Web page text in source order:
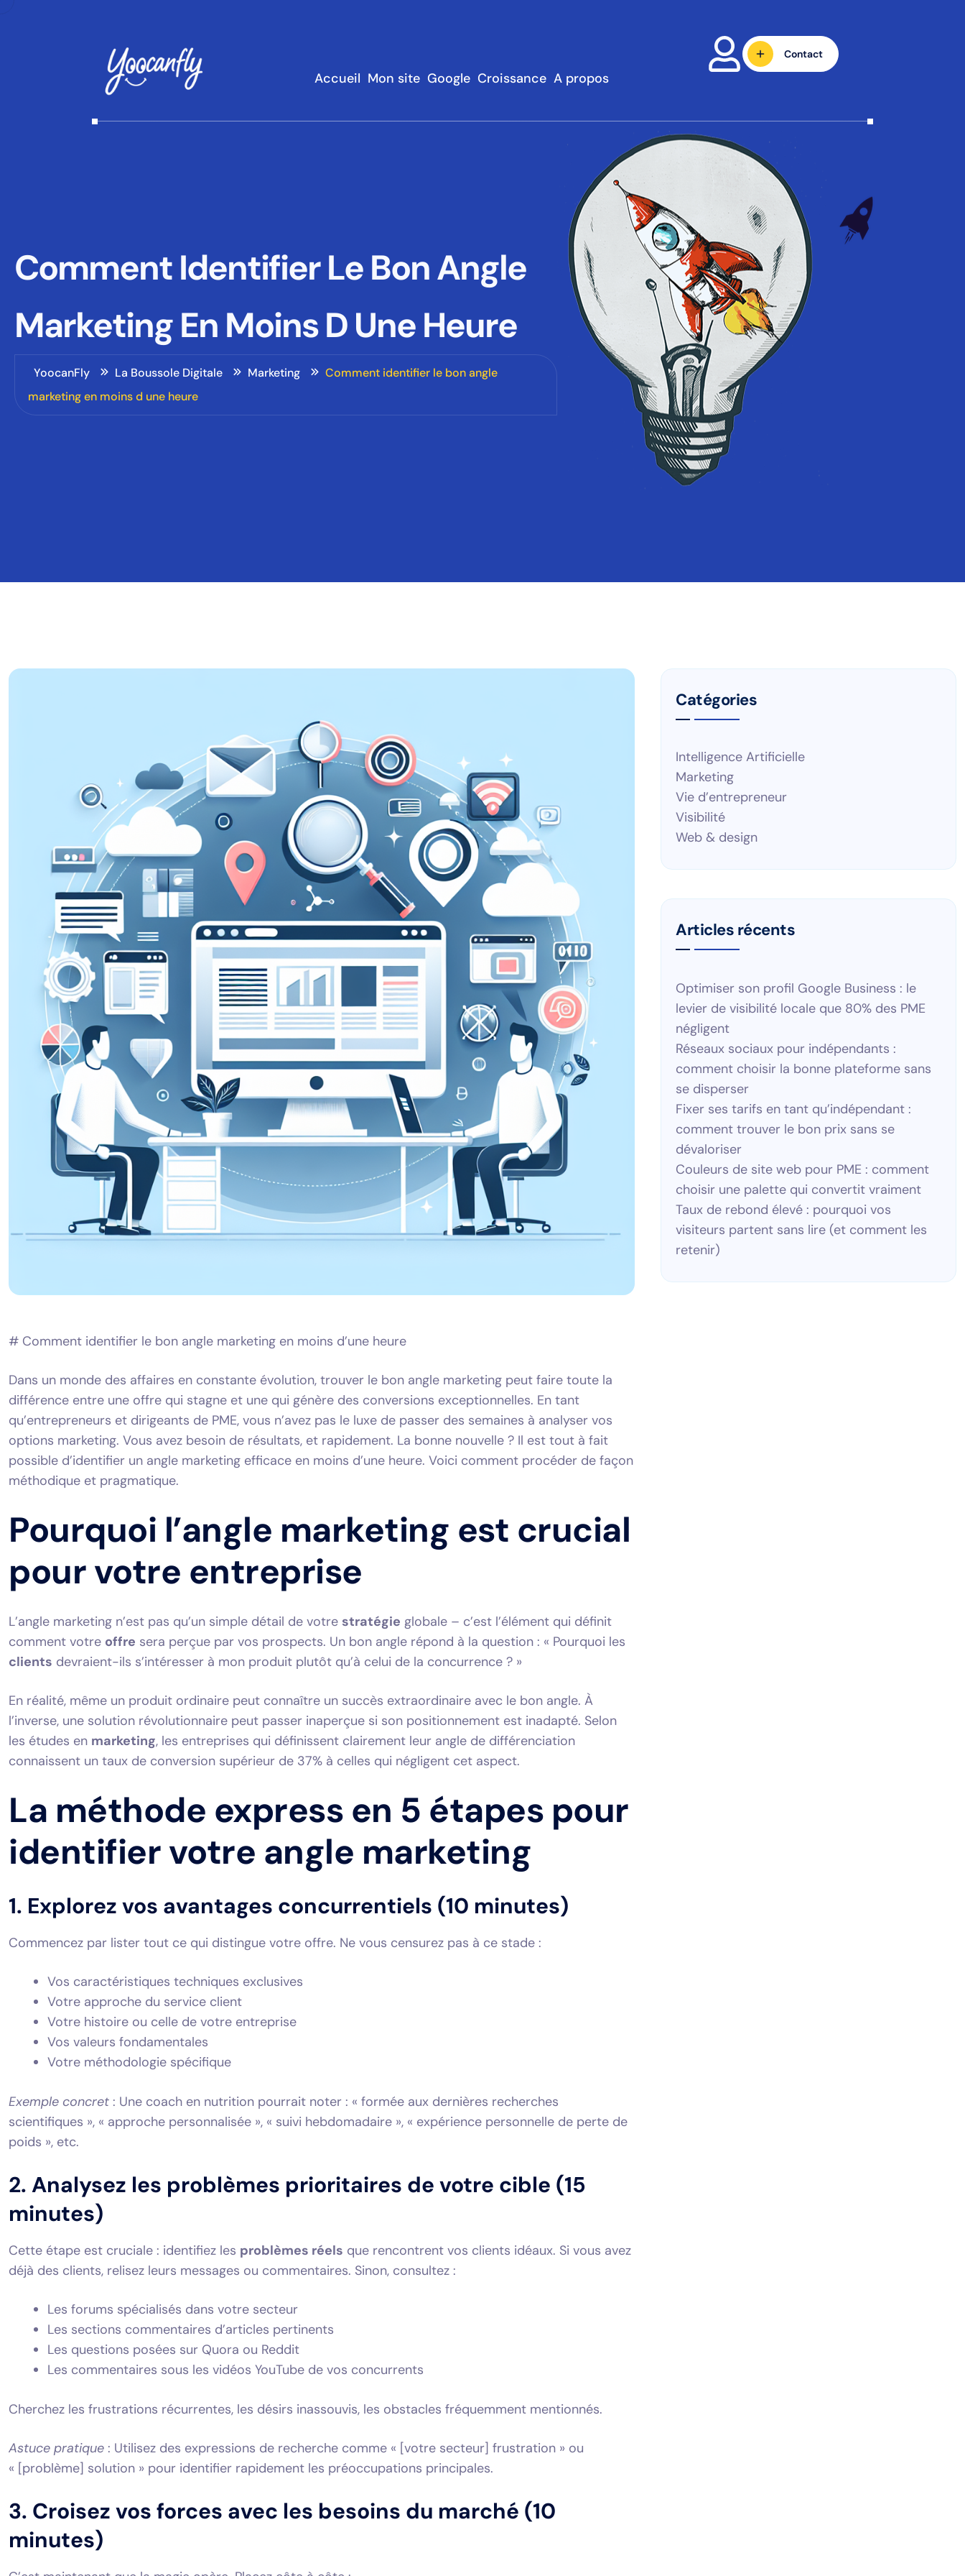
Accueil Mon site Google Croissance A propos
Contact
Comment Identifier Le Bon Angle
Marketing En Moins D Une Heure
YoocanFly La Boussole Digitale Marketing
Comment identifier le bon angle
marketing en moins d une heure
# Comment identifier le bon angle marketing en moins d’une heure
Dans un monde des affaires en constante évolution, trouver le bon angle marketing peut faire toute la
différence entre une offre qui stagne et une qui génère des conversions exceptionnelles. En tant
qu’entrepreneurs et dirigeants de PME, vous n’avez pas le luxe de passer des semaines à analyser vos
options marketing. Vous avez besoin de résultats, et rapidement. La bonne nouvelle ? Il est tout à fait
possible d’identifier un angle marketing efficace en moins d’une heure. Voici comment procéder de façon
méthodique et pragmatique.
Pourquoi l’angle marketing est crucial
pour votre entreprise
L’angle marketing n’est pas qu’un simple détail de votre stratégie globale – c’est l’élément qui définit
comment votre offre sera perçue par vos prospects. Un bon angle répond à la question : « Pourquoi les
clients devraient-ils s’intéresser à mon produit plutôt qu’à celui de la concurrence ? »
En réalité, même un produit ordinaire peut connaître un succès extraordinaire avec le bon angle. À
l’inverse, une solution révolutionnaire peut passer inaperçue si son positionnement est inadapté. Selon
les études en marketing, les entreprises qui définissent clairement leur angle de différenciation
connaissent un taux de conversion supérieur de 37% à celles qui négligent cet aspect.
La méthode express en 5 étapes pour
identifier votre angle marketing
1. Explorez vos avantages concurrentiels (10 minutes)
Commencez par lister tout ce qui distingue votre offre. Ne vous censurez pas à ce stade :
Vos caractéristiques techniques exclusives
Votre approche du service client
Votre histoire ou celle de votre entreprise
Vos valeurs fondamentales
Votre méthodologie spécifique
Exemple concret : Une coach en nutrition pourrait noter : « formée aux dernières recherches
scientifiques », « approche personnalisée », « suivi hebdomadaire », « expérience personnelle de perte de
poids », etc.
2. Analysez les problèmes prioritaires de votre cible (15
minutes)
Cette étape est cruciale : identifiez les problèmes réels que rencontrent vos clients idéaux. Si vous avez
déjà des clients, relisez leurs messages ou commentaires. Sinon, consultez :
Les forums spécialisés dans votre secteur
Les sections commentaires d’articles pertinents
Les questions posées sur Quora ou Reddit
Les commentaires sous les vidéos YouTube de vos concurrents
Cherchez les frustrations récurrentes, les désirs inassouvis, les obstacles fréquemment mentionnés.
Astuce pratique : Utilisez des expressions de recherche comme « [votre secteur] frustration » ou
« [problème] solution » pour identifier rapidement les préoccupations principales.
3. Croisez vos forces avec les besoins du marché (10
minutes)
Catégories
Intelligence Artificielle
Marketing
Vie d’entrepreneur
Visibilité
Web & design
Articles récents
Optimiser son profil Google Business : le
levier de visibilité locale que 80% des PME
négligent
Réseaux sociaux pour indépendants :
comment choisir la bonne plateforme sans
se disperser
Fixer ses tarifs en tant qu’indépendant :
comment trouver le bon prix sans se
dévaloriser
Couleurs de site web pour PME : comment
choisir une palette qui convertit vraiment
Taux de rebond élevé : pourquoi vos
visiteurs partent sans lire (et comment les
retenir)